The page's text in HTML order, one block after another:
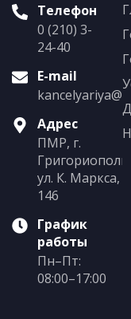
Телефон
0 (210) 3-
24-40
E-mail
Адрес
ПМР, г.
Григориополь,
ул. К. Маркса,
146
График
работы
Пн–Пт:
08:00–17:00